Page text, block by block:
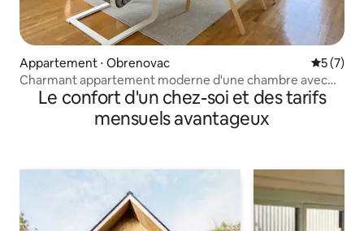
Appartement ⋅ Obrenovac
5 (7)
Charmant appartement moderne d'une chambre avec
balcon
Le confort d'un chez-soi et des tarifs
mensuels avantageux